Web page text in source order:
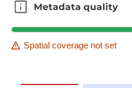
Metadata quality
Metadata quality
Spatial coverage not set